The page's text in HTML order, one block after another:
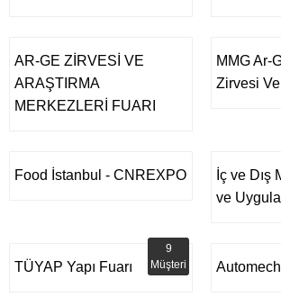
AR-GE ZİRVESİ VE
ARAŞTIRMA
MERKEZLERİ FUARI
MMG Ar-
Zirvesi
Food İstanbul - CNREXPO
İç ve Dış
ve
TÜYAP Yapı Fuarı
9
Müşteri